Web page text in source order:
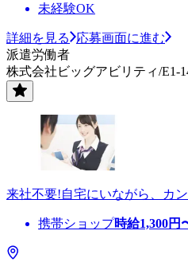
未経験OK
詳細を見る
応募画面に進む
派遣労働者
株式会社ビッグアビリティ/E1-
来社不要!自宅にいながら、カ
携帯ショップ時給1,300円